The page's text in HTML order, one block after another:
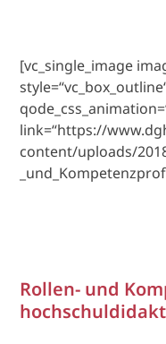
[vc_single_image
link=“https://
content/uploads/
Rollen- und